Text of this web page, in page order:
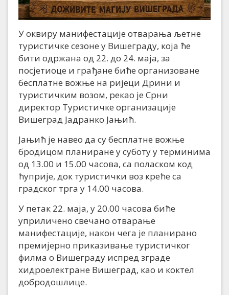
У оквиру манифестације отварања љетне
туристичке сезоне у Вишеграду, која ће
бити одржана од 22. до 24. маја, за
посјетиоце и грађане биће организоване
бесплатне вожње на ријеци Дрини и
туристичким возом, рекао је Срни
директор Туристичке организације
Вишеград Јадранко Јањић.
Јањић је навео да су бесплатне вожње
бродицом планиране у суботу у терминима
од 13.00 и 15.00 часова, са поласком код
ћуприје, док туристички воз креће са
градског трга у 14.00 часова.
У петак 22. маја, у 20.00 часова биће
уприличено свечано отварање
манифестације, након чега је планирано
премијерно приказивање туристичког
филма о Вишеграду испред зграде
хидроелектране Вишеград, као и коктел
добродошлице.